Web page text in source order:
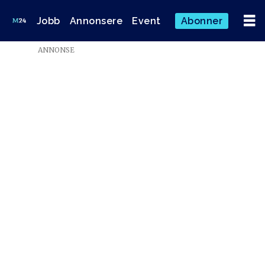
Jobb Annonsere Event Abonner
ANNONSE